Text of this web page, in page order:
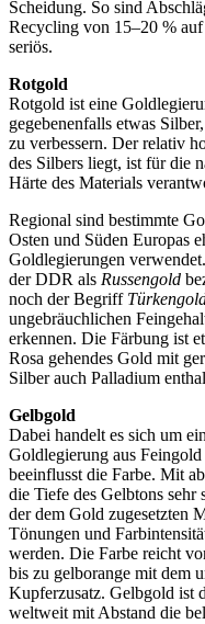
Scheidung. So sind
Recycling von 15–20 %
seriös.
Rotgold
Rotgold ist eine
gegebenenfalls etwas
zu verbessern. Der relativ
des Silbers liegt, ist für die
Härte des Materials
Regional sind bestimmte
Osten und Süden Europas
Goldlegierungen
der DDR als Russengold
noch der Begriff
ungebräuchlichen
erkennen. Die Färbung ist
Rosa gehendes Gold mit
Silber auch Palladium
Gelbgold
Dabei handelt es sich um
Goldlegierung aus
beeinflusst die Farbe. Mit
die Tiefe des Gelbtons
der dem Gold zugesetzten
Tönungen und
werden. Die Farbe reicht
bis zu gelborange mit dem
Kupferzusatz. Gelbgold ist
weltweit mit Abstand die